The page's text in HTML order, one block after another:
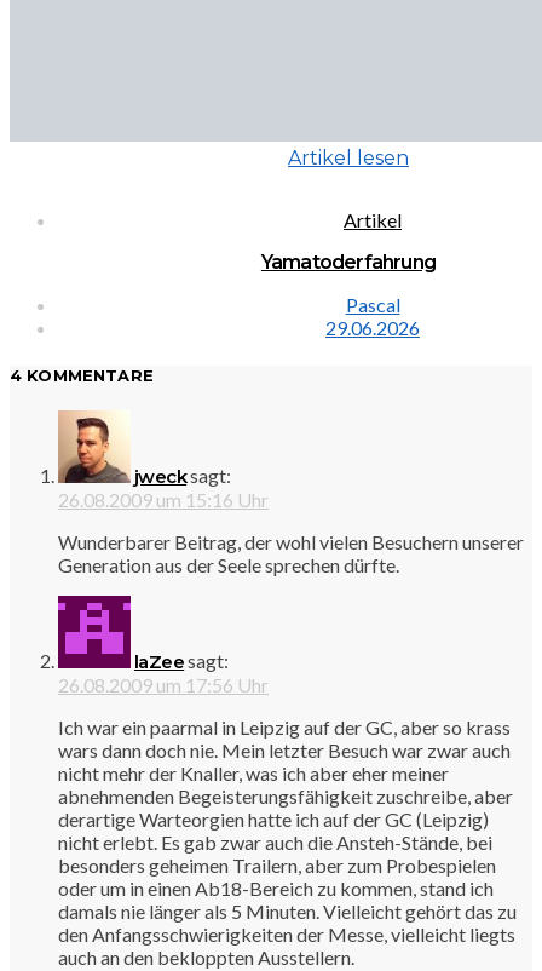
Artikel lesen
Artikel
Yamatoderfahrung
Pascal
29.06.2026
4 KOMMENTARE
jwecksagt:
26.08.2009 um 15:16 Uhr
Wunderbarer Beitrag, der wohl vielen Besuchern unserer
Generation aus der Seele sprechen dürfte.
laZeesagt:
26.08.2009 um 17:56 Uhr
Ich war ein paarmal in Leipzig auf der GC, aber so krass
wars dann doch nie. Mein letzter Besuch war zwar auch
nicht mehr der Knaller, was ich aber eher meiner
abnehmenden Begeisterungsfähigkeit zuschreibe, aber
derartige Warteorgien hatte ich auf der GC (Leipzig)
nicht erlebt. Es gab zwar auch die Ansteh-Stände, bei
besonders geheimen Trailern, aber zum Probespielen
oder um in einen Ab18-Bereich zu kommen, stand ich
damals nie länger als 5 Minuten. Vielleicht gehört das zu
den Anfangsschwierigkeiten der Messe, vielleicht liegts
auch an den bekloppten Ausstellern.